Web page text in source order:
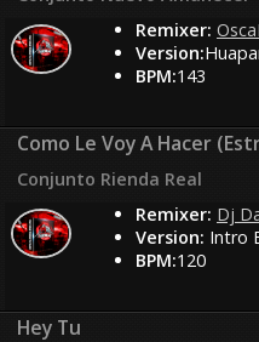
Remixer:
Version:
BPM:143
Como Le Voy A Hacer
Conjunto Rienda Real
Remixer: Dj
Version: Intro
BPM:120
Hey Tu